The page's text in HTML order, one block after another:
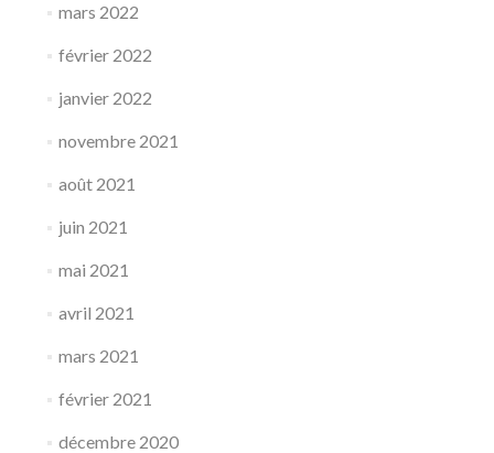
mars 2022
février 2022
janvier 2022
novembre 2021
août 2021
juin 2021
mai 2021
avril 2021
mars 2021
février 2021
décembre 2020